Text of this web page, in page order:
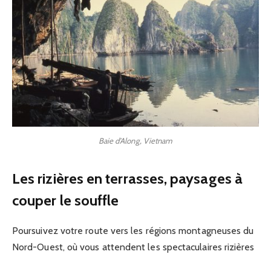
Baie d’Along, Vietnam
Les rizières en terrasses, paysages à
couper le souffle
Poursuivez votre route vers les régions montagneuses du
Nord-Ouest, où vous attendent les spectaculaires rizières